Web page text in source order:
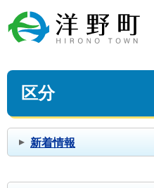
区分
新着情報